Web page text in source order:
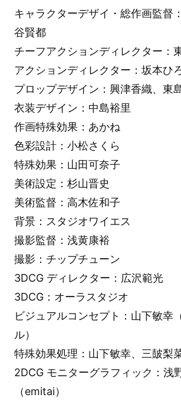
キャラクターデザイ・総作画監督
谷賢都
チーフアクションディレクター：
アクションディレクター：坂本ひ
プロップデザイン：興津香織、東
衣装デザイン：中島裕里
作画特殊効果：あかね
色彩設計：小松さくら
特殊効果：山田可奈子
美術設定：杉山晋史
美術監督：高木佐和子
背景：スタジオワイエス
撮影監督：浅黄康裕
撮影：チップチューン
3DCG ディレクター：広沢範光
3DCG：オーラスタジオ
ビジュアルコンセプト：山下敏幸
ル）
特殊効果処理：山下敏幸、三皷梨
2DCG モニターグラフィック：浅
（emitai）